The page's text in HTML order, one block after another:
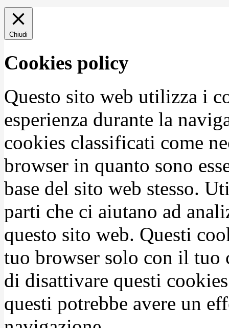
Chiudi
Cookies policy
Questo sito web utilizza i
esperienza durante la
cookies classificati come
browser in quanto sono
base del sito web stesso.
parti che ci aiutano ad
questo sito web. Questi
tuo browser solo con il tuo
di disattivare questi
questi potrebbe avere un